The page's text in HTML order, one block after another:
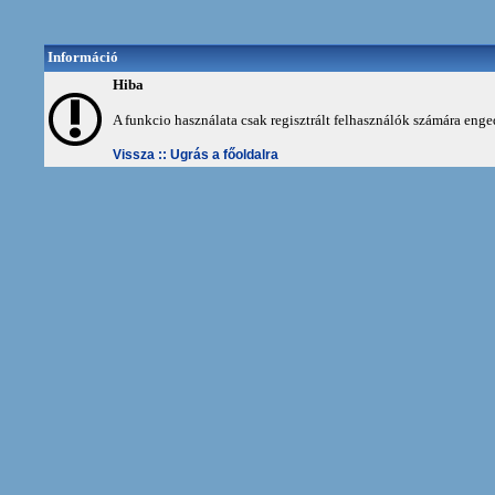
Információ
Hiba
A funkcio használata csak regisztrált felhasználók számára
Vissza :: Ugrás a főoldalra